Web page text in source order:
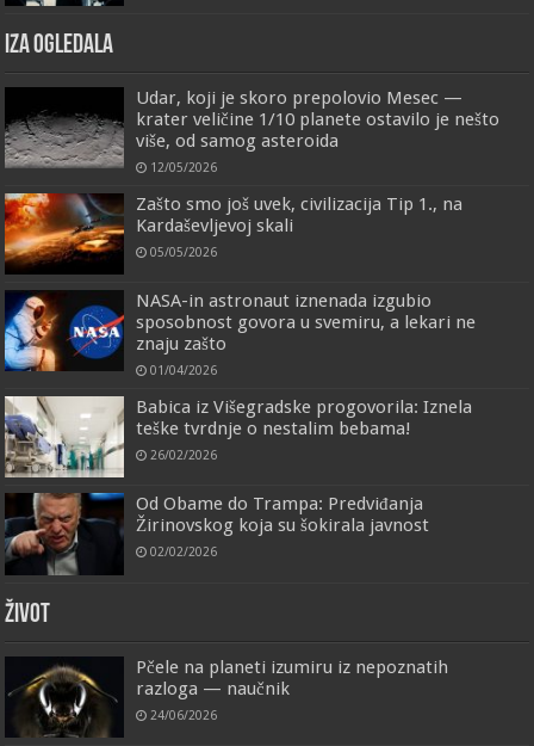
IZA OGLEDALA
Udar, koji je skoro prepolovio Mesec —
krater veličine 1/10 planete ostavilo je nešto
više, od samog asteroida
12/05/2026
Zašto smo još uvek, civilizacija Tip 1., na
Kardaševljevoj skali
05/05/2026
NASA-in astronaut iznenada izgubio
sposobnost govora u svemiru, a lekari ne
znaju zašto
01/04/2026
Babica iz Višegradske progovorila: Iznela
teške tvrdnje o nestalim bebama!
26/02/2026
Od Obame do Trampa: Predviđanja
Žirinovskog koja su šokirala javnost
02/02/2026
ŽIVOT
Pčele na planeti izumiru iz nepoznatih
razloga — naučnik
24/06/2026